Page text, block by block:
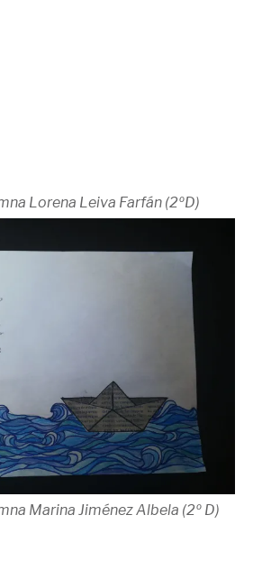
Lorena Leiva Farfán (2ºD)
Marina Jiménez Albela (2º D)